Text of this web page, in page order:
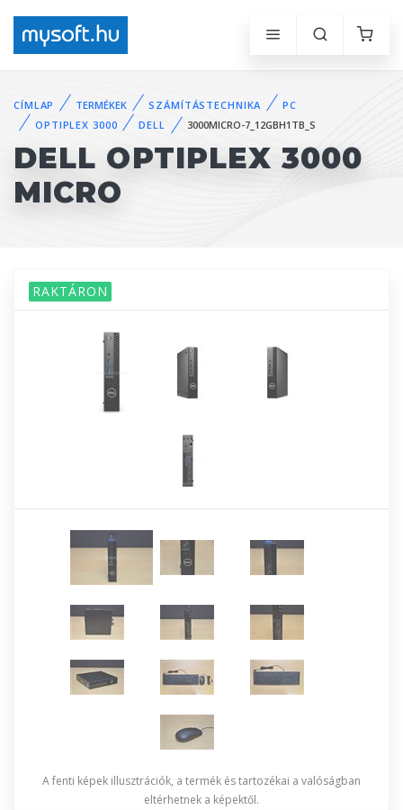
CÍMLAP TERMÉKEK SZÁMÍTÁSTECHNIKA
PC
OPTIPLEX 3000
DELL 3000MICRO-7_12GBH1TB_S
DELL OPTIPLEX 3000
MICRO
RAKTÁRON
A fenti képek illusztrációk, a termék és tartozékai a valóságban
eltérhetnek a képektől.